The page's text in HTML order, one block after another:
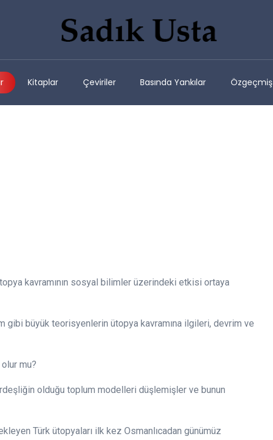
Kitaplar Çeviriler Basında Yankılar Özgeçmiş
kavramının sosyal bilimler üzerindeki etkisi ortaya
gibi büyük teorisyenlerin ütopya kavramına ilgileri, devrim ve
mu?
olduğu toplum modelleri düşlemişler ve bunun
Türk ütopyaları ilk kez Osmanlıcadan günümüz